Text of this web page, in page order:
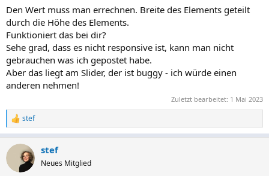
Den Wert muss man errechnen. Breite des Elements geteilt
durch die Höhe des Elements.
Funktioniert das bei dir?
Sehe grad, dass es nicht responsive ist, kann man nicht
gebrauchen was ich gepostet habe.
Aber das liegt am Slider, der ist buggy - ich würde einen
anderen nehmen!
Zuletzt bearbeitet: 1 Mai 2023
R
e
k
i
stef
stef
Neues Mitglied